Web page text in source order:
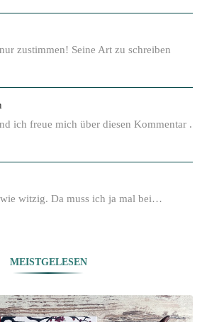
zustimmen! Seine Art zu schreiben
ich freue mich über diesen Kommentar .
witzig. Da muss ich ja mal bei…
MEISTGELESEN